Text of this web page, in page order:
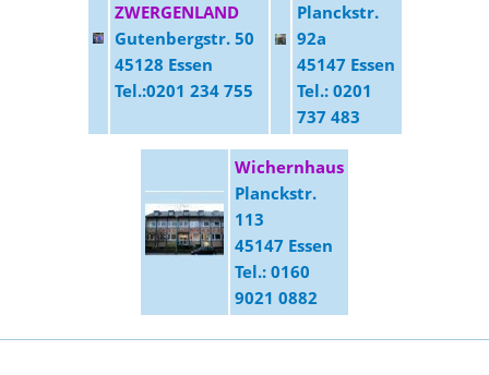
ZWERGENLAND
Gutenbergstr. 50
45128 Essen
Tel.:0201 234 755
Planckstr.
92a
45147 Essen
Tel.: 0201
737 483
Wichernhaus
Planckstr.
113
45147 Essen
Tel.: 0160
9021 0882